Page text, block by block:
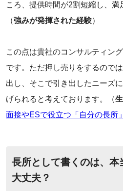
ころ、提供時間が2割短縮し、満
（強みが発揮された経験）
この点は貴社のコンサルティン
です。ただ押し売りをするので
出し、そこで引き出したニーズ
げられると考えております。（
面接やESで役立つ「自分の長所
長所として書くのは、本
大丈夫？